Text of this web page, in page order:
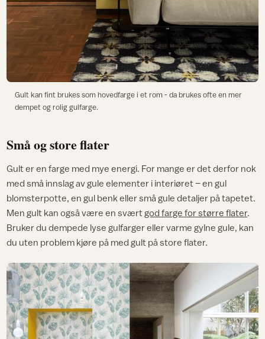
Gult kan fint brukes som hovedfarge i et rom - da brukes ofte en mer
dempet og rolig gulfarge.
Små og store flater
Gult er en farge med mye energi. For mange er det derfor nok
med små innslag av gule elementer i interiøret – en gul
blomsterpotte, en gul benk eller små gule detaljer på tapetet.
Men gult kan også være en sværtgod farge for større flater.
Bruker du dempede lyse gulfarger eller varme gylne gule, kan
du uten problem kjøre på med gult på store flater.